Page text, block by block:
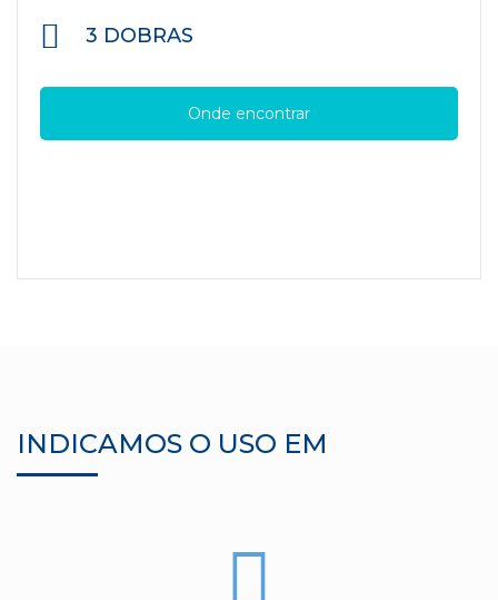
3 DOBRAS
Onde encontrar
INDICAMOS O USO EM